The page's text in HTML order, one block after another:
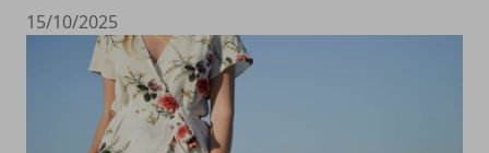
15/10/2025